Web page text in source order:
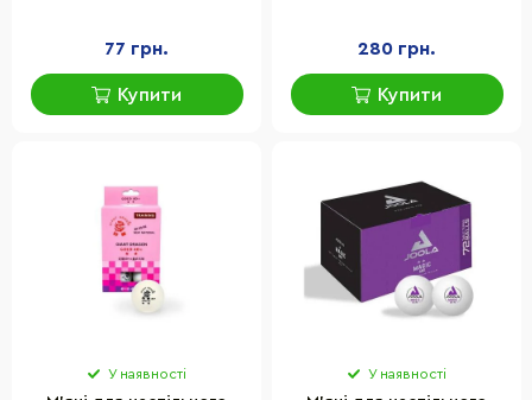
77 грн.
Купити
280 грн.
Купити
У наявності У наявності